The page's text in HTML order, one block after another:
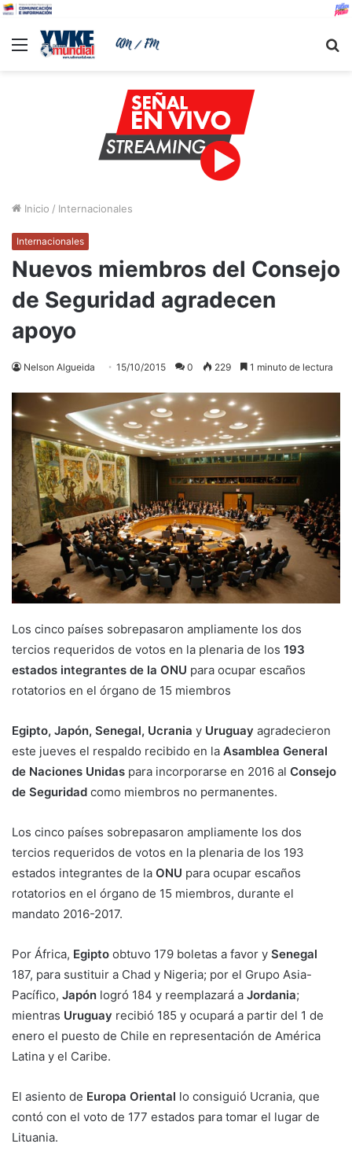
Menu
Inicio / Internacionales
Internacionales
Nuevos miembros del Consejo
de Seguridad agradecen
apoyo
Nelson Algueida 15/10/2015 0 229 1 minuto de lectura
Los cinco países sobrepasaron ampliamente los dos
tercios requeridos de votos en la plenaria de los 193
estados integrantes de la ONU para ocupar escaños
rotatorios en el órgano de 15 miembros
Egipto, Japón, Senegal, Ucrania y Uruguay agradecieron
este jueves el respaldo recibido en la Asamblea General
de Naciones Unidas para incorporarse en 2016 al Consejo
de Seguridad como miembros no permanentes.
Los cinco países sobrepasaron ampliamente los dos
tercios requeridos de votos en la plenaria de los 193
estados integrantes de la ONU para ocupar escaños
rotatorios en el órgano de 15 miembros, durante el
mandato 2016-2017.
Por África, Egipto obtuvo 179 boletas a favor y Senegal
187, para sustituir a Chad y Nigeria; por el Grupo Asia-
Pacífico, Japón logró 184 y reemplazará a Jordania;
mientras Uruguay recibió 185 y ocupará a partir del 1 de
enero el puesto de Chile en representación de América
Latina y el Caribe.
El asiento de Europa Oriental lo consiguió Ucrania, que
contó con el voto de 177 estados para tomar el lugar de
Lituania.